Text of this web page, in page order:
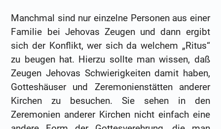
Manchmal sind nur einzelne Personen aus einer
Familie bei Jehovas Zeugen und dann ergibt
sich der Konflikt, wer sich da welchem „Ritus“
zu beugen hat. Hierzu sollte man wissen, daß
Zeugen Jehovas Schwierigkeiten damit haben,
Gotteshäuser und Zeremonienstätten anderer
Kirchen zu besuchen. Sie sehen in den
Zeremonien anderer Kirchen nicht einfach eine